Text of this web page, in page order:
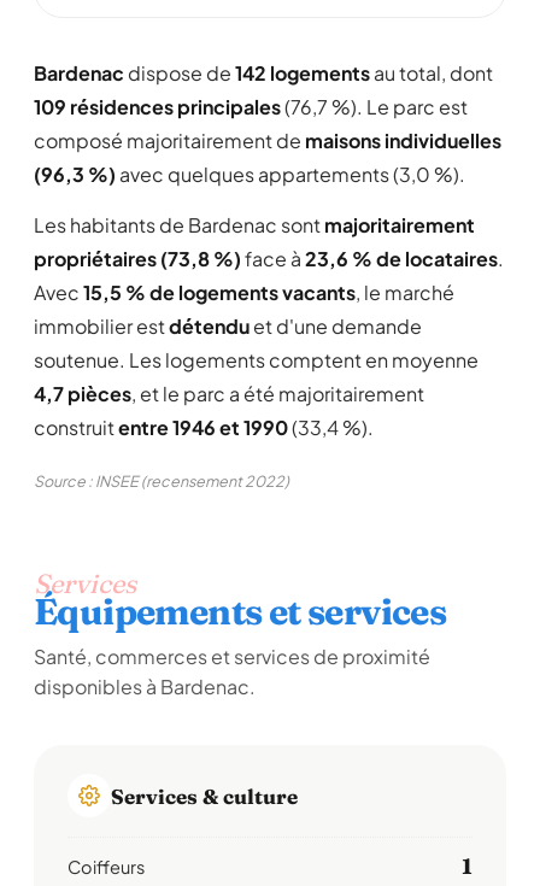
Bardenac dispose de142 logementsau total, dont
109 résidences principales(76,7 %). Le parc est
composé majoritairement de maisons individuelles
(96,3 %) avec quelques appartements (3,0 %).
Les habitants de Bardenac sontmajoritairement
propriétaires (73,8 %)face à23,6 % de locataires.
Avec15,5 % de logements vacants, le marché
immobilier estdétenduet d'une demande
soutenue. Les logements comptent en moyenne
4,7 pièces, et le parc a été majoritairement
construitentre 1946 et 1990(33,4 %).
Source : INSEE (recensement 2022)
Services
Équipements et services
Santé, commerces et services de proximité
disponibles à Bardenac.
Services & culture
Coiffeurs 1